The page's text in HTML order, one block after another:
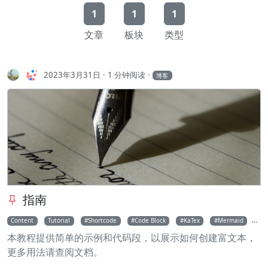
1
文章
1
板块
1
类型
2023年3月31日 1 分钟阅读 博客
指南
Content Tutorial Shortcode Code Block KaTex Mermaid
本教程提供简单的示例和代码段，以展示如何创建富文本，
更多用法请查阅文档。